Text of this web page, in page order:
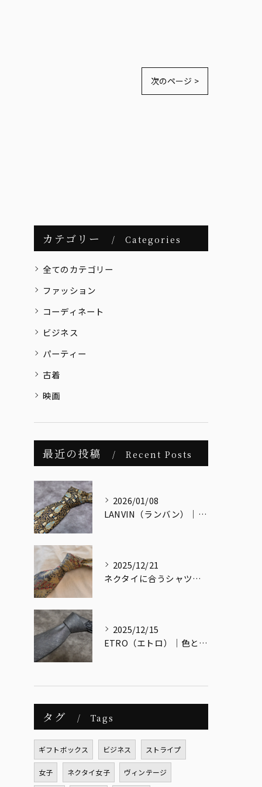
次のページ >
カテゴリー Categories
全てのカテゴリー
ファッション
コーディネート
ビジネス
パーティー
古着
映画
最近の投稿 Recent Posts
2026/01/08
LANVIN（ランバン）｜メンズヴィンテージの視点で読み解く、最古のクチュールメゾン
2025/12/21
ネクタイに合うシャツ・合わないシャツとは？
2025/12/15
ETRO（エトロ）｜色と文化をまとう、大人のためのイタリアンエレガンス
タグ Tags
ギフトボックス ビジネス ストライプ
女子 ネクタイ女子 ヴィンテージ